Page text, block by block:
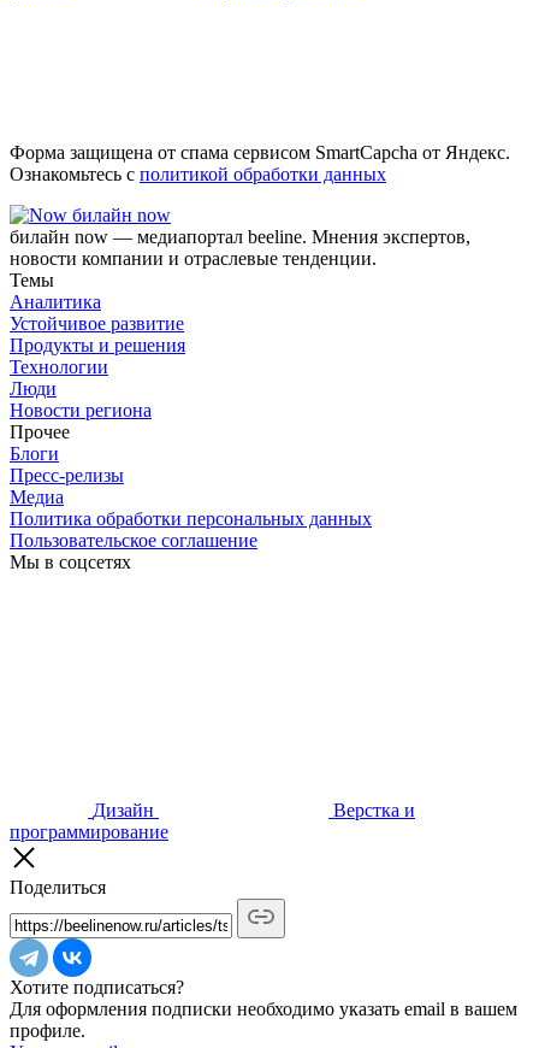
Форма защищена от спама сервисом SmartCapcha от Яндекс.
Ознакомьтесь с политикой обработки данных
билайн now
билайн now — медиапортал beeline. Мнения экспертов,
новости компании и отраслевые тенденции.
Темы
Аналитика
Устойчивое развитие
Продукты и решения
Технологии
Люди
Новости региона
Прочее
Блоги
Пресс-релизы
Медиа
Политика обработки персональных данных
Пользовательское соглашение
Мы в соцсетях
Дизайн
Верстка и
программирование
Поделиться
Хотите подписаться?
Для оформления подписки необходимо указать email в вашем
профиле.